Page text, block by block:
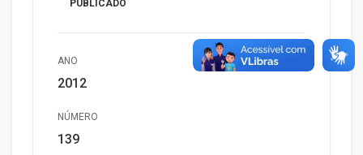
PUBLICADO
ANO
2012
NÚMERO
139